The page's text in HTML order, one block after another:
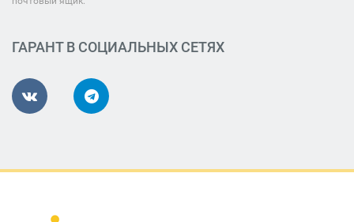
ГАРАНТ В СОЦИАЛЬНЫХ СЕТЯХ